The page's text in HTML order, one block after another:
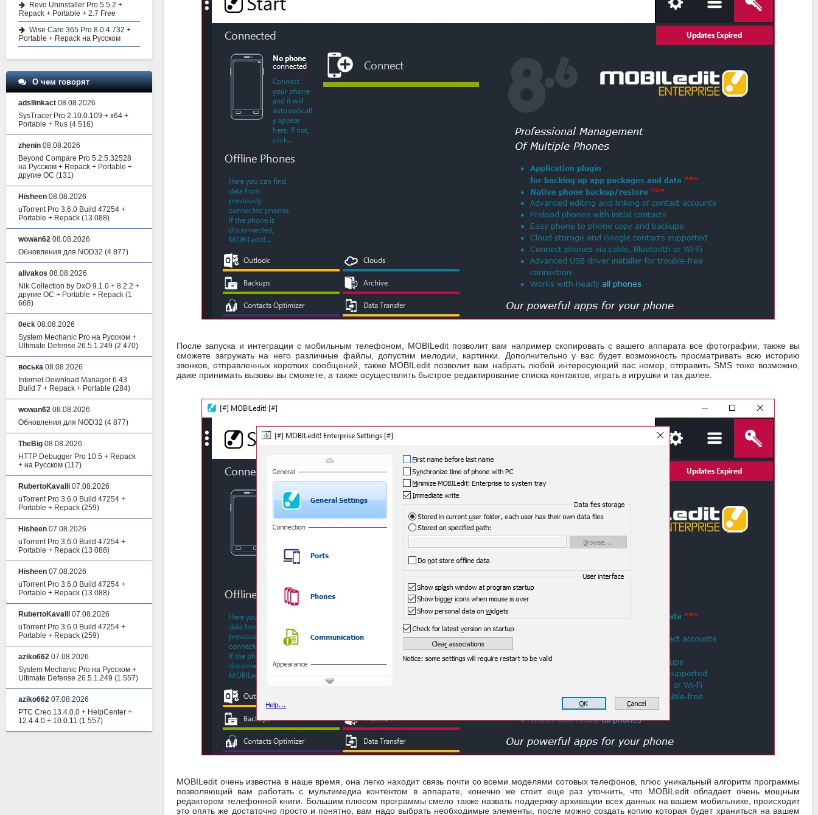
После запуска и интеграции с мобильным телефоном, MOBILedit позволит вам например скопировать с вашего аппарата все фотографии, также вы
сможете загружать на него различные файлы, допустим мелодии, картинки. Дополнительно у вас будет возможность просматривать всю историю
звонков, отправленных коротких сообщений, также MOBILedit позволит вам набрать любой интересующий вас номер, отправить SMS тоже возможно,
даже принимать вызовы вы сможете, а также осуществлять быстрое редактирование списка контактов, играть в игрушки и так далее.
MOBILedit очень известна в наше время, она легко находит связь почти со всеми моделями сотовых телефонов, плюс уникальный алгоритм программы
позволяющий вам работать с мультимедиа контентом в аппарате, конечно же стоит еще раз уточнить, что MOBILedit обладает очень мощным
редактором телефонной книги. Большим плюсом программы смело также назвать поддержку архивации всех данных на вашем мобильнике, происходит
это опять же достаточно просто и понятно, вам надо выбрать необходимые элементы, после можно создать копию которая будет храниться на вашем
Revo Uninstaller Pro 5.5.2 +
Repack + Portable + 2.7 Free
Wise Care 365 Pro 8.0.4.732 +
Portable + Repack на Русском
О чем говорят
adsllinkact 08.08.2026
SysTracer Pro 2.10.0.109 + x64 +
Portable + Rus (4 516)
zhenin 08.08.2026
Beyond Compare Pro 5.2.5.32528
на Русском + Repack + Portable +
другие ОС (131)
Hisheen 08.08.2026
uTorrent Pro 3.6.0 Build 47254 +
Portable + Repack (13 088)
wowan62 08.08.2026
Обновления для NOD32 (4 877)
alivakos 08.08.2026
Nik Collection by DxO 9.1.0 + 8.2.2 +
другие ОС + Portable + Repack (1
668)
0eck 08.08.2026
System Mechanic Pro на Русском +
Ultimate Defense 26.5.1.249 (2 470)
воська 08.08.2026
Internet Download Manager 6.43
Build 7 + Repack + Portable (284)
wowan62 08.08.2026
Обновления для NOD32 (4 877)
TheBig 08.08.2026
HTTP Debugger Pro 10.5 + Repack
+ на Русском (117)
RubertoKavalli 07.08.2026
uTorrent Pro 3.6.0 Build 47254 +
Portable + Repack (259)
Hisheen 07.08.2026
uTorrent Pro 3.6.0 Build 47254 +
Portable + Repack (13 088)
Hisheen 07.08.2026
uTorrent Pro 3.6.0 Build 47254 +
Portable + Repack (13 088)
RubertoKavalli 07.08.2026
uTorrent Pro 3.6.0 Build 47254 +
Portable + Repack (259)
aziko662 07.08.2026
System Mechanic Pro на Русском +
Ultimate Defense 26.5.1.249 (1 557)
aziko662 07.08.2026
PTC Creo 13.4.0.0 + HelpCenter +
12.4.4.0 + 10.0.11 (1 557)